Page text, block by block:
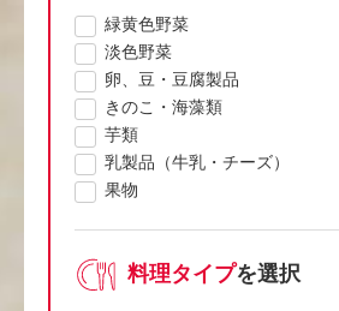
緑黄色野菜
淡色野菜
卵、豆・豆腐製品
きのこ・海藻類
芋類
乳製品（牛乳・チーズ）
果物
料理タイプを選択